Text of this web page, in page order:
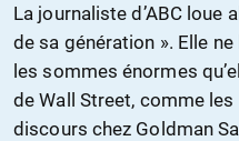
La journaliste d’ABC loue
de sa génération ». Elle
les sommes énormes
de Wall Street, comme
discours chez Goldman